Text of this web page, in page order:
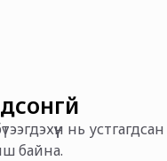
нь устгагдсан
байна.